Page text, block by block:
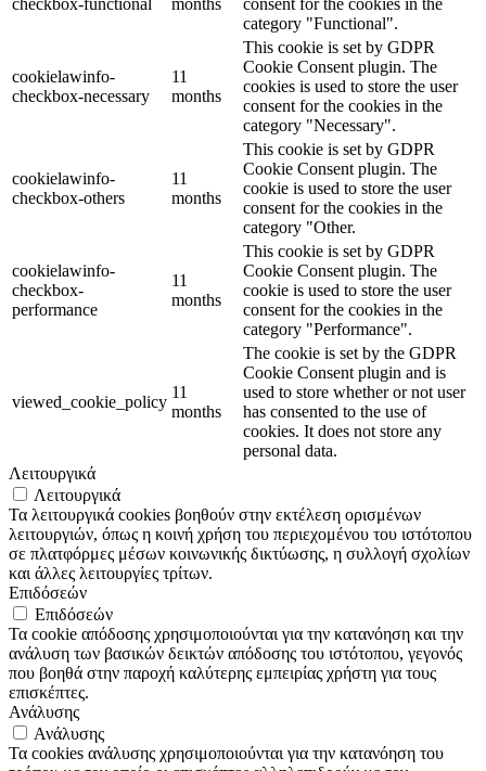
checkbox-functional
months
consent for the cookies in the
category "Functional".
cookielawinfo-
checkbox-necessary
11
months
This cookie is set by GDPR
Cookie Consent plugin. The
cookies is used to store the user
consent for the cookies in the
category "Necessary".
cookielawinfo-
checkbox-others
11
months
This cookie is set by GDPR
Cookie Consent plugin. The
cookie is used to store the user
consent for the cookies in the
category "Other.
cookielawinfo-
checkbox-
performance
11
months
This cookie is set by GDPR
Cookie Consent plugin. The
cookie is used to store the user
consent for the cookies in the
category "Performance".
viewed_cookie_policy
11
months
The cookie is set by the GDPR
Cookie Consent plugin and is
used to store whether or not user
has consented to the use of
cookies. It does not store any
personal data.
Λειτουργικά
Λειτουργικά
Τα λειτουργικά cookies βοηθούν στην εκτέλεση ορισμένων
λειτουργιών, όπως η κοινή χρήση του περιεχομένου του ιστότοπου
σε πλατφόρμες μέσων κοινωνικής δικτύωσης, η συλλογή σχολίων
και άλλες λειτουργίες τρίτων.
Επιδόσεών
Επιδόσεών
Τα cookie απόδοσης χρησιμοποιούνται για την κατανόηση και την
ανάλυση των βασικών δεικτών απόδοσης του ιστότοπου, γεγονός
που βοηθά στην παροχή καλύτερης εμπειρίας χρήστη για τους
επισκέπτες.
Ανάλυσης
Ανάλυσης
Τα cookies ανάλυσης χρησιμοποιούνται για την κατανόηση του